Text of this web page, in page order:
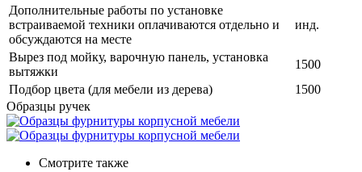
Дополнительные работы по установке
встраиваемой техники оплачиваются отдельно и
обсуждаются на месте
инд.
Вырез под мойку, варочную панель, установка
вытяжки
1500
Подбор цвета (для мебели из дерева)
1500
Образцы ручек
Смотрите также